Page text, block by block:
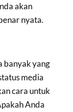
akan
nyata.
banyak yang
media
cara untuk
Anda